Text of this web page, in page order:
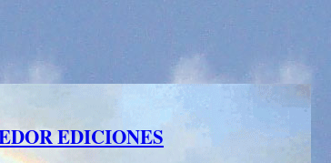
EDICIONES